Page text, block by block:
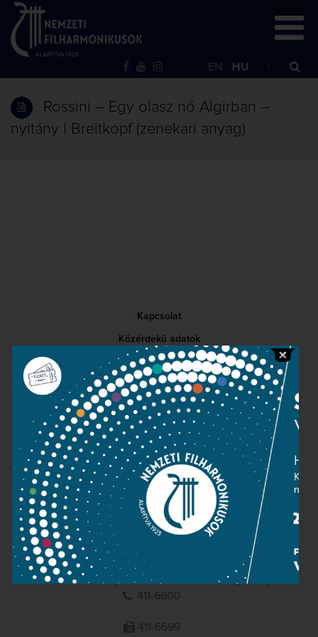
EN HU
Rossini – Egy olasz nő Algirban –
nyitány | Breitkopf (zenekari anyag)
Kapcsolat
Közérdekű adatok
Sajtószoba
Adatvédelem
Impresszum
NEMZETI
FILHARMONIKUSOK
1095 Budapest, Komor Marcell u. 1. (Müpa)
411-6600
411-6699